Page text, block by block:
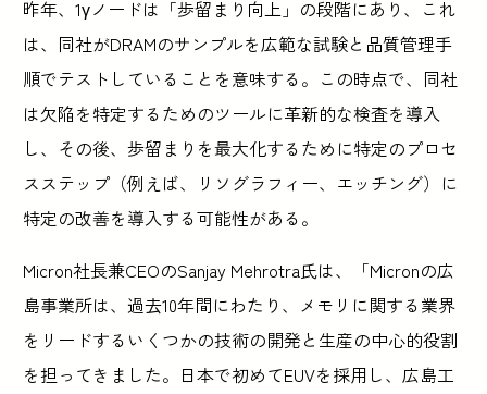
昨年、1γノードは「歩留まり向上」の段階にあり、これ
は、同社がDRAMのサンプルを広範な試験と品質管理手
順でテストしていることを意味する。この時点で、同社
は欠陥を特定するためのツールに革新的な検査を導入
し、その後、歩留まりを最大化するために特定のプロセ
スステップ（例えば、リソグラフィー、エッチング）に
特定の改善を導入する可能性がある。
Micron社長兼CEOのSanjay Mehrotra氏は、「Micronの広
島事業所は、過去10年間にわたり、メモリに関する業界
をリードするいくつかの技術の開発と生産の中心的役割
を担ってきました。日本で初めてEUVを採用し、広島工